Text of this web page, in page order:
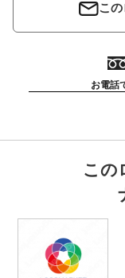
こ
お電話
この